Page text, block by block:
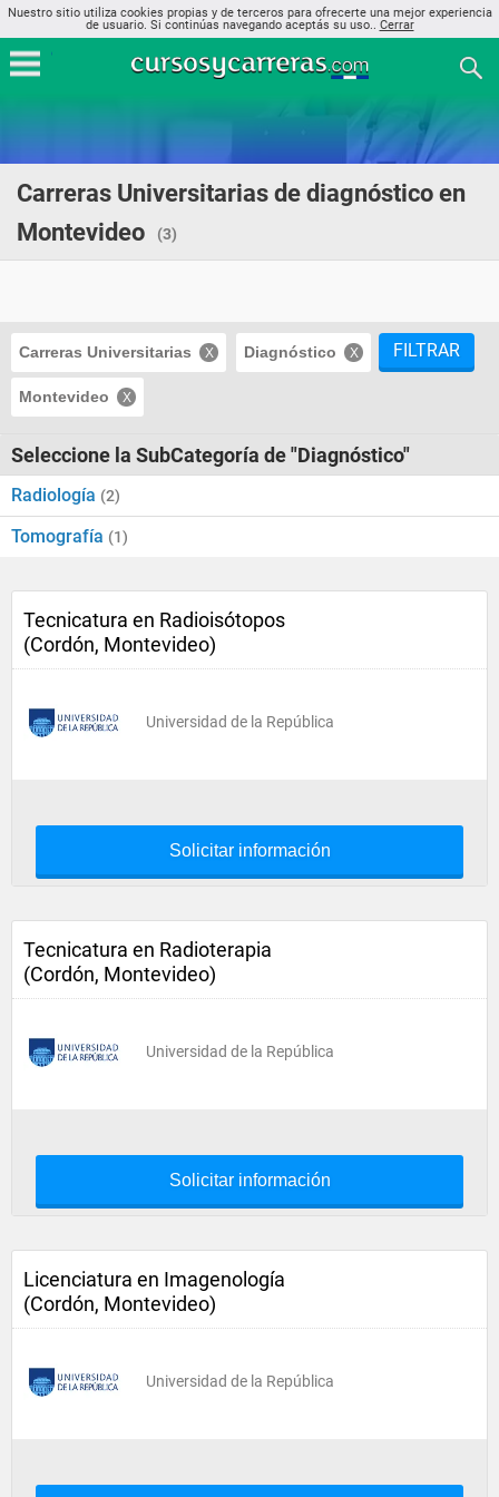
Nuestro sitio utiliza cookies propias y de terceros para ofrecerte una mejor experiencia
de usuario. Si continúas navegando aceptás su uso.. Cerrar
Carreras Universitarias de diagnóstico en
Montevideo
(3)
Carreras Universitarias Diagnóstico
Montevideo
FILTRAR
Seleccione la SubCategoría de "Diagnóstico"
Radiología (2)
Tomografía (1)
Tecnicatura en Radioisótopos
(Cordón, Montevideo)
Universidad de la República
Solicitar información
Tecnicatura en Radioterapia
(Cordón, Montevideo)
Universidad de la República
Solicitar información
Licenciatura en Imagenología
(Cordón, Montevideo)
Universidad de la República